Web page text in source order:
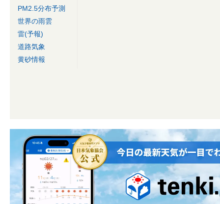
PM2.5分布予測
世界の雨雲
雷(予報)
道路気象
黄砂情報